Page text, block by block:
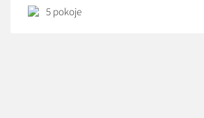
posiadamy wiele gatunków miodu.
5 pokoje